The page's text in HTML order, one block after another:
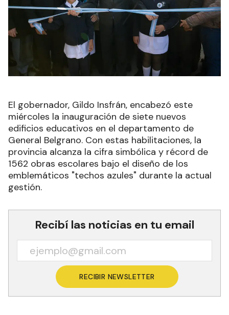
El gobernador, Gildo Insfrán, encabezó este
miércoles la inauguración de siete nuevos
edificios educativos en el departamento de
General Belgrano. Con estas habilitaciones, la
provincia alcanza la cifra simbólica y récord de
1562 obras escolares bajo el diseño de los
emblemáticos "techos azules" durante la actual
gestión.
Recibí las noticias en tu email
RECIBIR NEWSLETTER